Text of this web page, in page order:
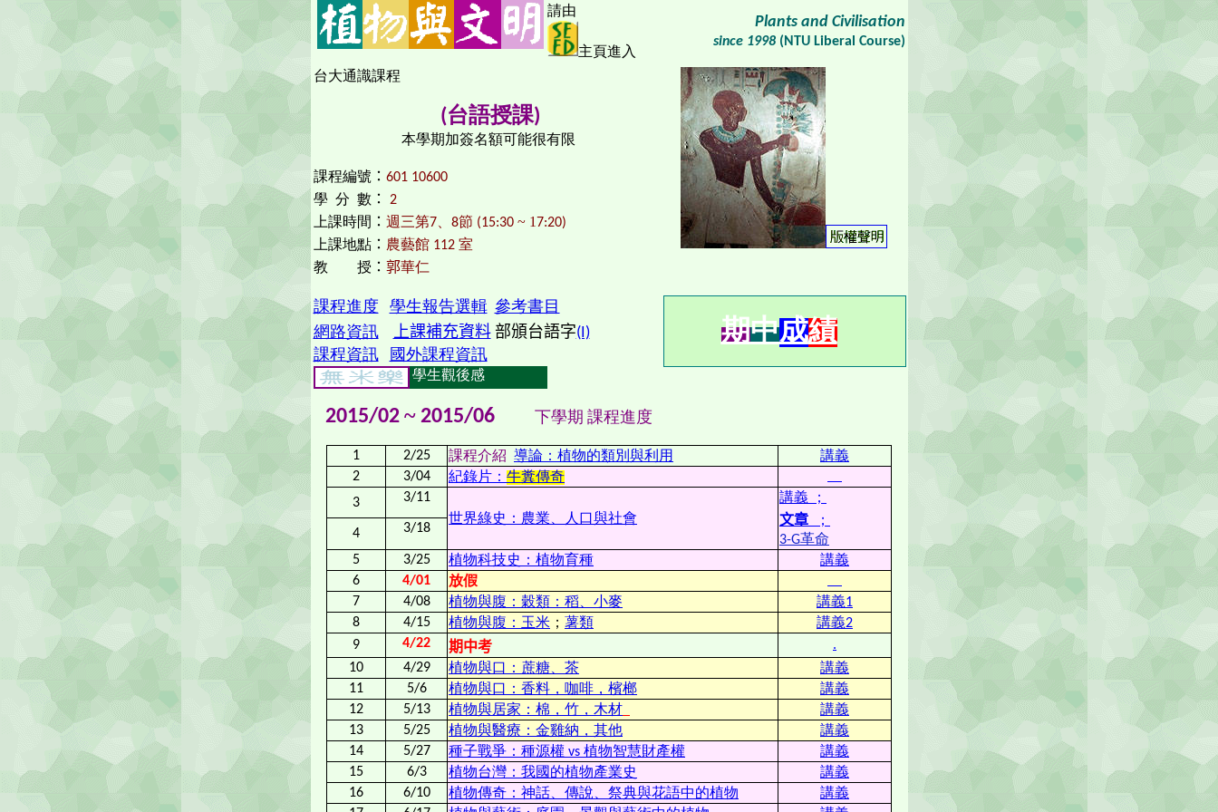
請由
主頁進入
Plants and Civilisation
since 1998(NTU Liberal Course)
台大通識課程
(台語授課)
本學期加簽名額可能很有限
課程編號： 601 10600
學 分 數 ：
2
上課時間 ： 週三第7、8節 (15:30~ 1 7:20)
上課地點： 農藝館 112 室
教
授 ： 郭華仁
課程進度 學生報告選輯 參考書目
網路資訊
上課補充資料部頒台語字(I)
課程資訊
國外課程資訊
期中成績
學生觀後感
2015/02 ~ 2015/06 下學期 課程進度
1 2/25 課程介紹 導論：植物的類別與利用
講義
2
3/04 紀錄片： 牛糞傳奇
3
3/11
世界綠史：農業、人口與社會
講義 ；
文章
；
3-G革命
4 3/18
5 3/25 植物科技史：植物育種
講義
6
4/01
放假
7
4/08 植物與腹：穀類：稻、小麥 講義1
8
4/15 植物與腹： 玉米 ； 薯類 講義2
9
4/22 期中考
.
10
4/29 植物與口：蔗糖、茶
講義
11
5/6 植物與口：香料，咖啡，檳榔
講義
12
5/13 植物與居家：棉，竹，木材
講義
13
5/25 植物與醫療：金雞納，其他
講義
14
5/27 種子戰爭：種源權 vs 植物智慧財產權
講義
15
6/3 植物台灣：我國的植物產業史
講義
16
6/10 植物傳奇：神話、傳說、祭典與花語中的植物
講義